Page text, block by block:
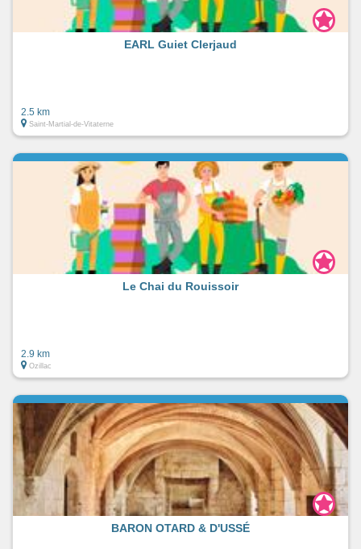
EARL Guiet Clerjaud
2.5 km
Saint-Martial-de-Vitaterne
Le Chai du Rouissoir
2.9 km
Ozillac
BARON OTARD & D'USSÉ